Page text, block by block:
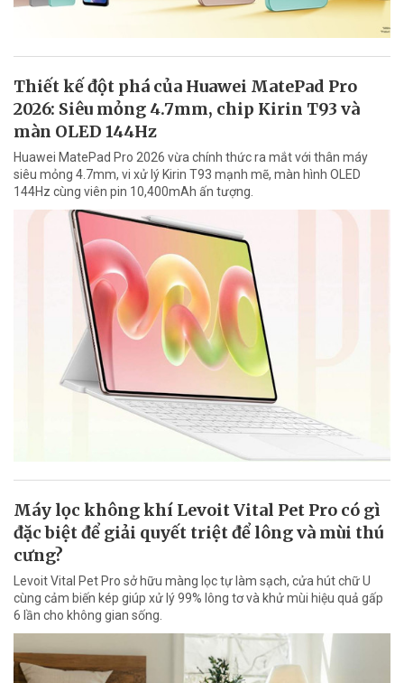
Thiết kế đột phá của Huawei MatePad Pro
2026: Siêu mỏng 4.7mm, chip Kirin T93 và
màn OLED 144Hz
Huawei MatePad Pro 2026 vừa chính thức ra mắt với thân máy
siêu mỏng 4.7mm, vi xử lý Kirin T93 mạnh mẽ, màn hình OLED
144Hz cùng viên pin 10,400mAh ấn tượng.
Máy lọc không khí Levoit Vital Pet Pro có gì
đặc biệt để giải quyết triệt để lông và mùi thú
cưng?
Levoit Vital Pet Pro sở hữu màng lọc tự làm sạch, cửa hút chữ U
cùng cảm biến kép giúp xử lý 99% lông tơ và khử mùi hiệu quả gấp
6 lần cho không gian sống.